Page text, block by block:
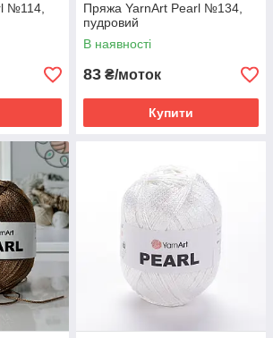
№114,
Пряжа YarnArt Pearl №134,
пудровий
В наявності
83 ₴/моток
Купити